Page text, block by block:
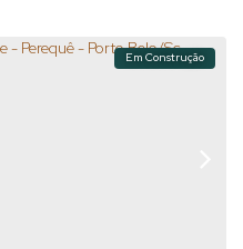
Em Construção